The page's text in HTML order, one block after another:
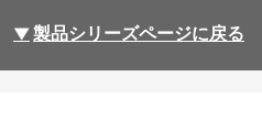
製品シリーズページに戻る